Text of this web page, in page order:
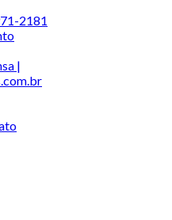
2181
|